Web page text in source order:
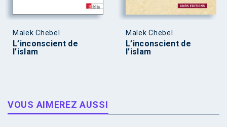
Malek Chebel
L’inconscient de
l’islam
Malek Chebel
L’inconscient de
l’islam
VOUS AIMEREZ AUSSI